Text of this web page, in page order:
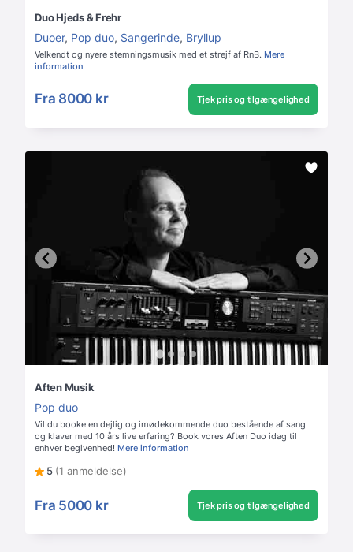
Duo Hjeds & Frehr
Duoer, Pop duo, Sangerinde, Bryllup
Velkendt og nyere stemningsmusik med et strejf af RnB. Mere
information
Fra 8000 kr Tjek pris og tilgængelighed
Aften Musik
Pop duo
Vil du booke en dejlig og imødekommende duo bestående af sang
og klaver med 10 års live erfaring? Book vores Aften Duo idag til
enhver begivenhed! Mere information
5 (1 anmeldelse)
Fra 5000 kr Tjek pris og tilgængelighed